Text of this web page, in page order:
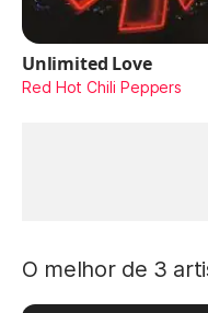
Unlimited Love
Red Hot Chili Peppers
O melhor de 3